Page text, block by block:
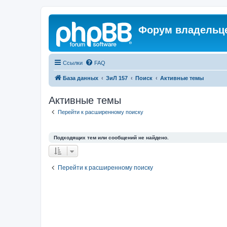
Форум
Ссылки FAQ
База данных ЗиЛ 157 Поиск Активные темы
Активные темы
Перейти к расширенному поиску
Подходящих тем или сообщений не найдено.
Перейти к расширенному поиску